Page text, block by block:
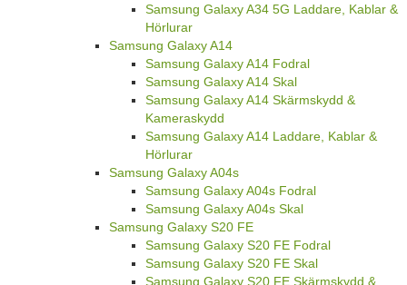
Samsung Galaxy A34 5G Laddare, Kablar &
Hörlurar
Samsung Galaxy A14
Samsung Galaxy A14 Fodral
Samsung Galaxy A14 Skal
Samsung Galaxy A14 Skärmskydd &
Kameraskydd
Samsung Galaxy A14 Laddare, Kablar &
Hörlurar
Samsung Galaxy A04s
Samsung Galaxy A04s Fodral
Samsung Galaxy A04s Skal
Samsung Galaxy S20 FE
Samsung Galaxy S20 FE Fodral
Samsung Galaxy S20 FE Skal
Samsung Galaxy S20 FE Skärmskydd &